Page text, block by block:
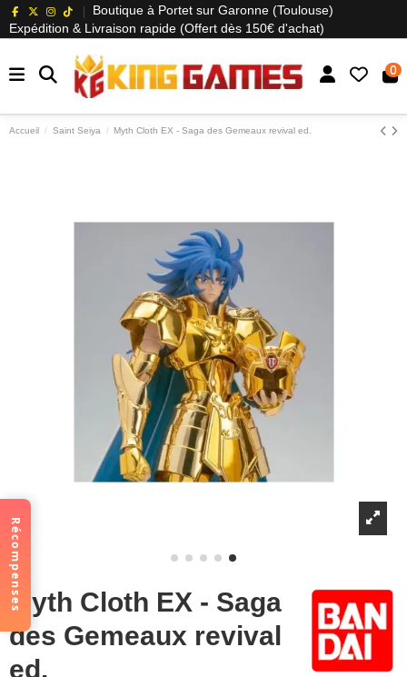
Boutique à Portet sur Garonne (Toulouse)
Expédition & Livraison rapide (Offert dès 150€ d'achat)
0
Accueil Saint Seiya Myth Cloth EX - Saga des Gemeaux revival ed.
Myth Cloth EX - Saga
des Gemeaux revival
ed.
Récompenses